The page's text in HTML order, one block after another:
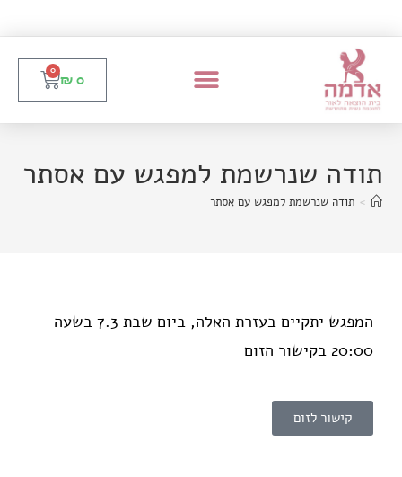
₪ 0
0
תודה שנרשמת למפגש עם אסתר
> תודה שנרשמת למפגש עם אסתר
המפגש יתקיים בעזרת האלה, ביום שבת 7.3 בשעה
20:00 בקישור הזום
קישור לזום